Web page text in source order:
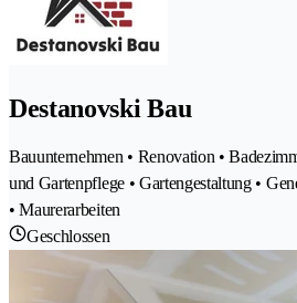
Destanovski Bau
Bauunternehmen • Renovation •
und Gartenpflege • Gartengestaltung •
• Maurerarbeiten
Geschlossen